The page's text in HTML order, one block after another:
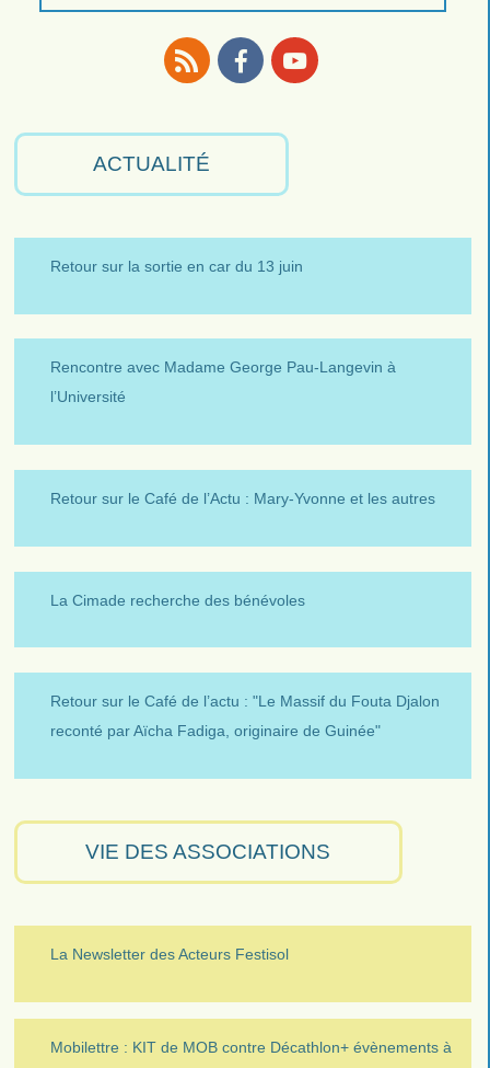
ACTUALITÉ
Retour sur la sortie en car du 13 juin
Rencontre avec Madame George Pau-Langevin à
l’Université
Retour sur le Café de l’Actu : Mary-Yvonne et les autres
La Cimade recherche des bénévoles
Retour sur le Café de l’actu : "Le Massif du Fouta Djalon
reconté par Aïcha Fadiga, originaire de Guinée"
VIE DES ASSOCIATIONS
La Newsletter des Acteurs Festisol
Mobilettre : KIT de MOB contre Décathlon+ évènements à